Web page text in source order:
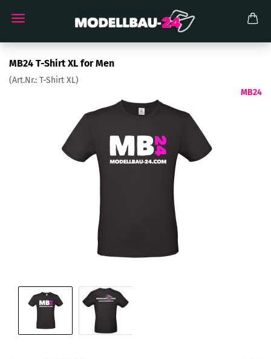
MB24 T-Shirt XL for Men
(Art.Nr.: T-Shirt XL)
MB24